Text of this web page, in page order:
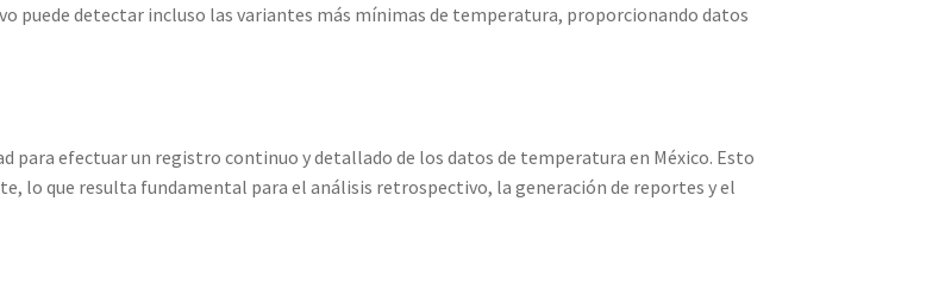
puede detectar incluso las variantes más mínimas de temperatura, proporcionando datos
para efectuar un registro continuo y detallado de los datos de temperatura en México. Esto
lo que resulta fundamental para el análisis retrospectivo, la generación de reportes y el